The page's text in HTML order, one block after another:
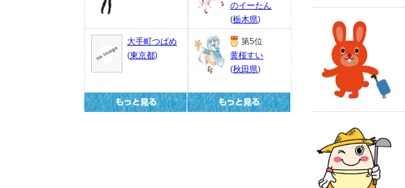
大手町つばめ
(東京都)
のイーたん
(栃木県)
第5位
黄桜すい
(秋田県)